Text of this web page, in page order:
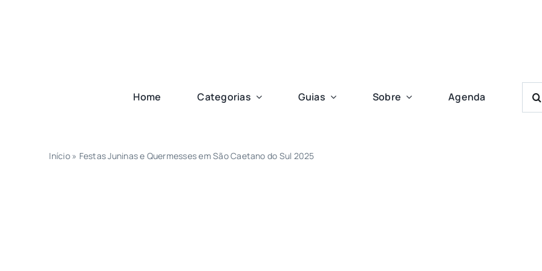
Home Categorias Guias Sobre Agenda
Início» Festas Juninas e Quermesses em São Caetano do Sul 2025